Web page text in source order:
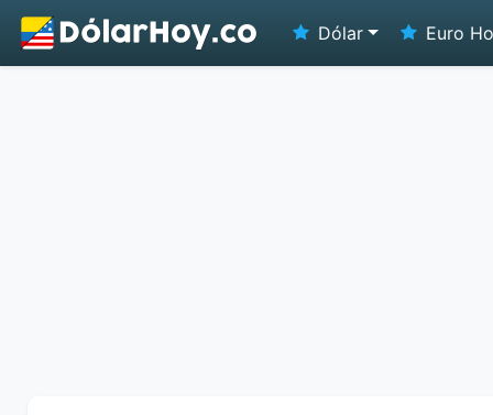
Dólar Euro